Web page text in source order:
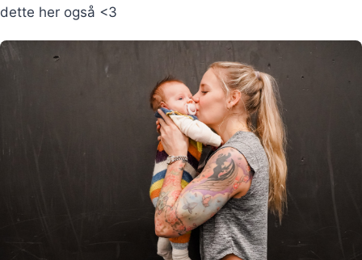
dette her også <3